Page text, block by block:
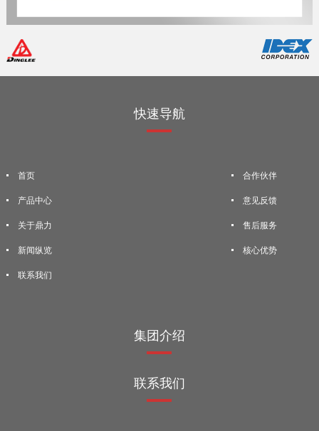
快速导航
首页
产品中心
关于鼎力
新闻纵览
联系我们
合作伙伴
意见反馈
售后服务
核心优势
集团介绍
联系我们